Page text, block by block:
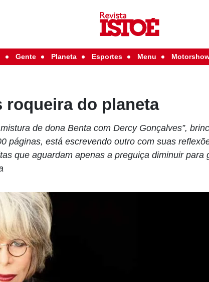
Gente Planeta Esportes Menu
roqueira do planeta
de dona Benta com Dercy Gonçalves”,
páginas, está escrevendo outro com suas
que aguardam apenas a preguiça diminuir para